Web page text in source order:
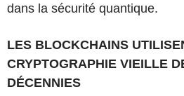
dans la sécurité quantique.
LES BLOCKCHAINS
CRYPTOGRAPHIE VIEILLE
DÉCENNIES